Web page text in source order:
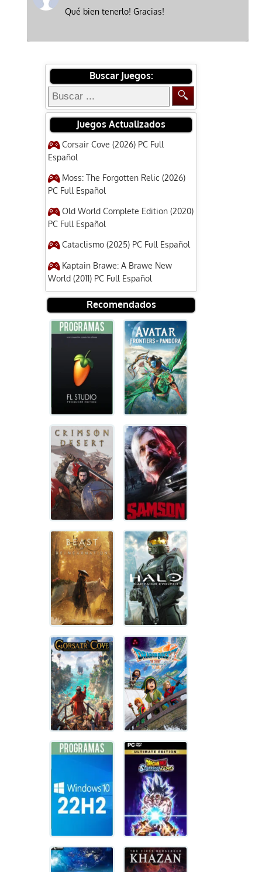
Qué bien tenerlo! Gracias!
Buscar Juegos:
Juegos Actualizados
Corsair Cove (2026) PC Full
Español
Moss: The Forgotten Relic (2026)
PC Full Español
Old World Complete Edition (2020)
PC Full Español
Cataclismo (2025) PC Full Español
Kaptain Brawe: A Brawe New
World (2011) PC Full Español
Recomendados